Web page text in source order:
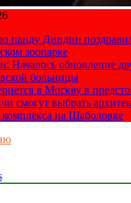
панду Диндин
зоопарке
Началось обновление
больницы
в Москву в
смогут выбрать
на Шаболовке